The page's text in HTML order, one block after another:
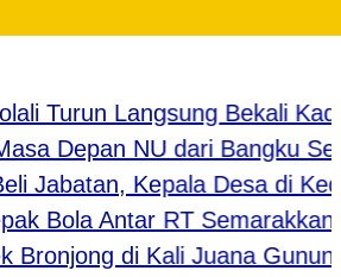
Turun Langsung Bekali
Depan NU dari Bangku
Kepala Desa di Kediri
Bola Antar RT Semarakkan
di Kali Juana Gunung